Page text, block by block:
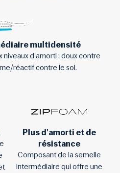
multidensité
d'amorti : doux contre
réactif contre le sol.
Plus d'amorti et de
résistance
Composant de la semelle
intermédiaire qui offre une